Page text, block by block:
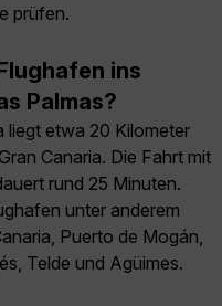
prüfen.
ins
Palmas?
liegt etwa 20 Kilometer
Canaria. Die Fahrt mit
rund 25 Minuten.
unter anderem
Puerto de Mogán,
Telde und Agüimes.